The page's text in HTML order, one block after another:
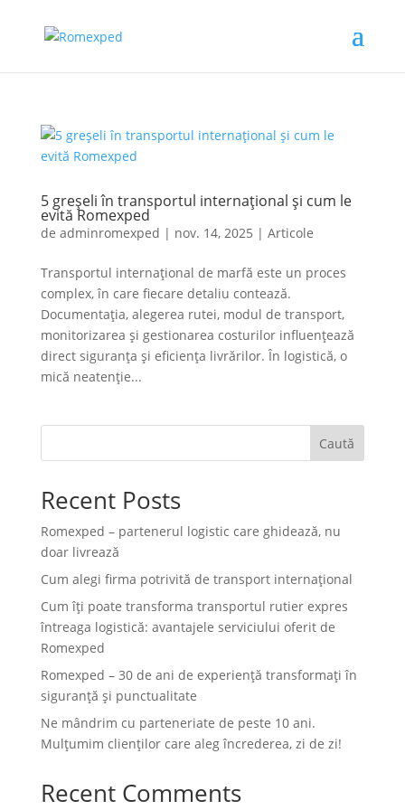
5 greșeli în transportul internațional și cum le
evită Romexped
de adminromexped | nov. 14, 2025 | Articole
Transportul internațional de marfă este un proces
complex, în care fiecare detaliu contează.
Documentația, alegerea rutei, modul de transport,
monitorizarea și gestionarea costurilor influențează
direct siguranța și eficiența livrărilor. În logistică, o
mică neatenție...
Caută
Recent Posts
Romexped – partenerul logistic care ghidează, nu
doar livrează
Cum alegi firma potrivită de transport internațional
Cum îți poate transforma transportul rutier expres
întreaga logistică: avantajele serviciului oferit de
Romexped
Romexped – 30 de ani de experiență transformați în
siguranță și punctualitate
Ne mândrim cu parteneriate de peste 10 ani.
Mulțumim clienților care aleg încrederea, zi de zi!
Recent Comments